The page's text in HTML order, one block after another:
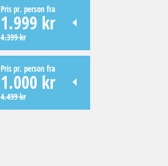
Pris pr. person fra
1.999 kr
4.399 kr
Pris pr. person fra
1.000 kr
4.499 kr